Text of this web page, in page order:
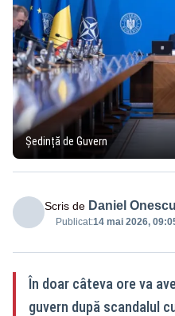
Ședință de Guvern
Scris de Daniel Onescu
Publicat:14 mai 2026,
În doar câteva ore va
guvern după scandalul